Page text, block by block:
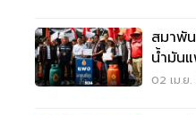
สมาพั
น้ำมัน
บาท
02 เม.ย